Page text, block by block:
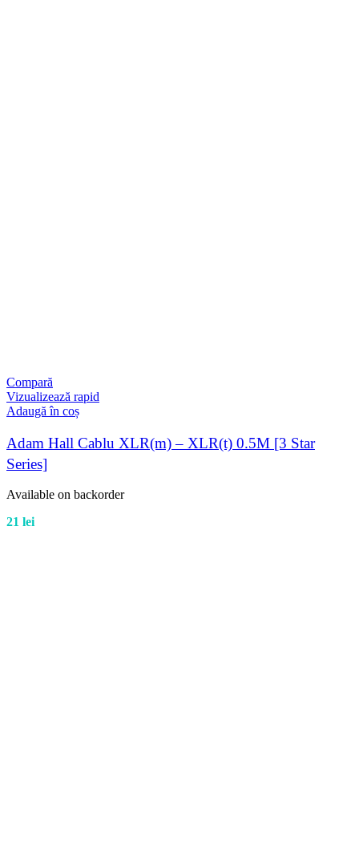
Compară
Vizualizează rapid
Adaugă în coș
Adam Hall Cablu XLR(m) – XLR(t) 0.5M [3 Star
Series]
Available on backorder
21 lei